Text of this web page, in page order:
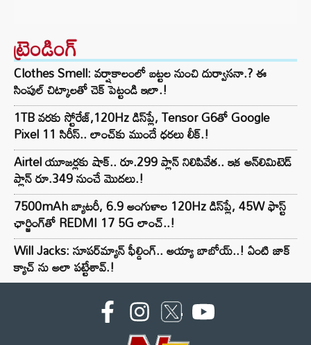
ట్రెండింగ్‌
Clothes Smell: వర్షాకాలంలో బట్టల నుంచి దుర్వాసనా.? ఈ
సింపుల్ చిట్కాలతో చెక్ పెట్టండి ఇలా.!
1TB వరకు స్టోరేజ్,120Hz డిస్‌ప్లే, Tensor G6తో Google
Pixel 11 సిరీస్.. లాంచ్⁭కు ముందే ధరలు లీక్.!
Airtel యూజర్లకు షాక్.. రూ.299 ప్లాన్ నిలిపివేత.. ఇక అన్‌లిమిటెడ్
ప్లాన్ రూ.349 నుంచే మొదలు.!
7500mAh బ్యాటరీ, 6.9 అంగుళాల 120Hz డిస్‌ప్లే, 45W ఫాస్ట్
ఛార్జింగ్‌తో REDMI 17 5G లాంచ్..!
Will Jacks: సూపర్‌మ్యాన్ ఫీల్డింగ్.. అయ్యా బాబోయ్..! ఏంటి జాక్
క్యాచ్ ను అలా పట్టేశావ్.!